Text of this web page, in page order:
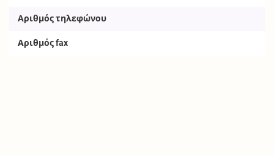
Αριθμός τηλεφώνου
Αριθμός fax